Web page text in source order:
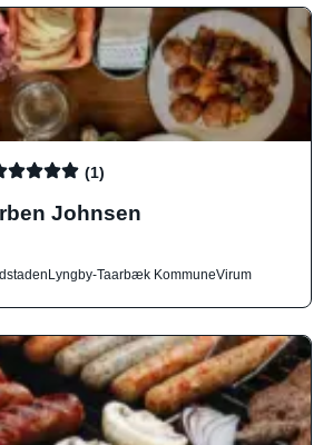
(1)
Johnsen
Lyngby-Taarbæk KommuneVirum